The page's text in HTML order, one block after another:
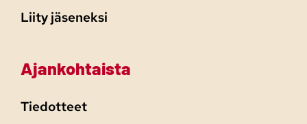
Liity jäseneksi
Ajankohtaista
Tiedotteet